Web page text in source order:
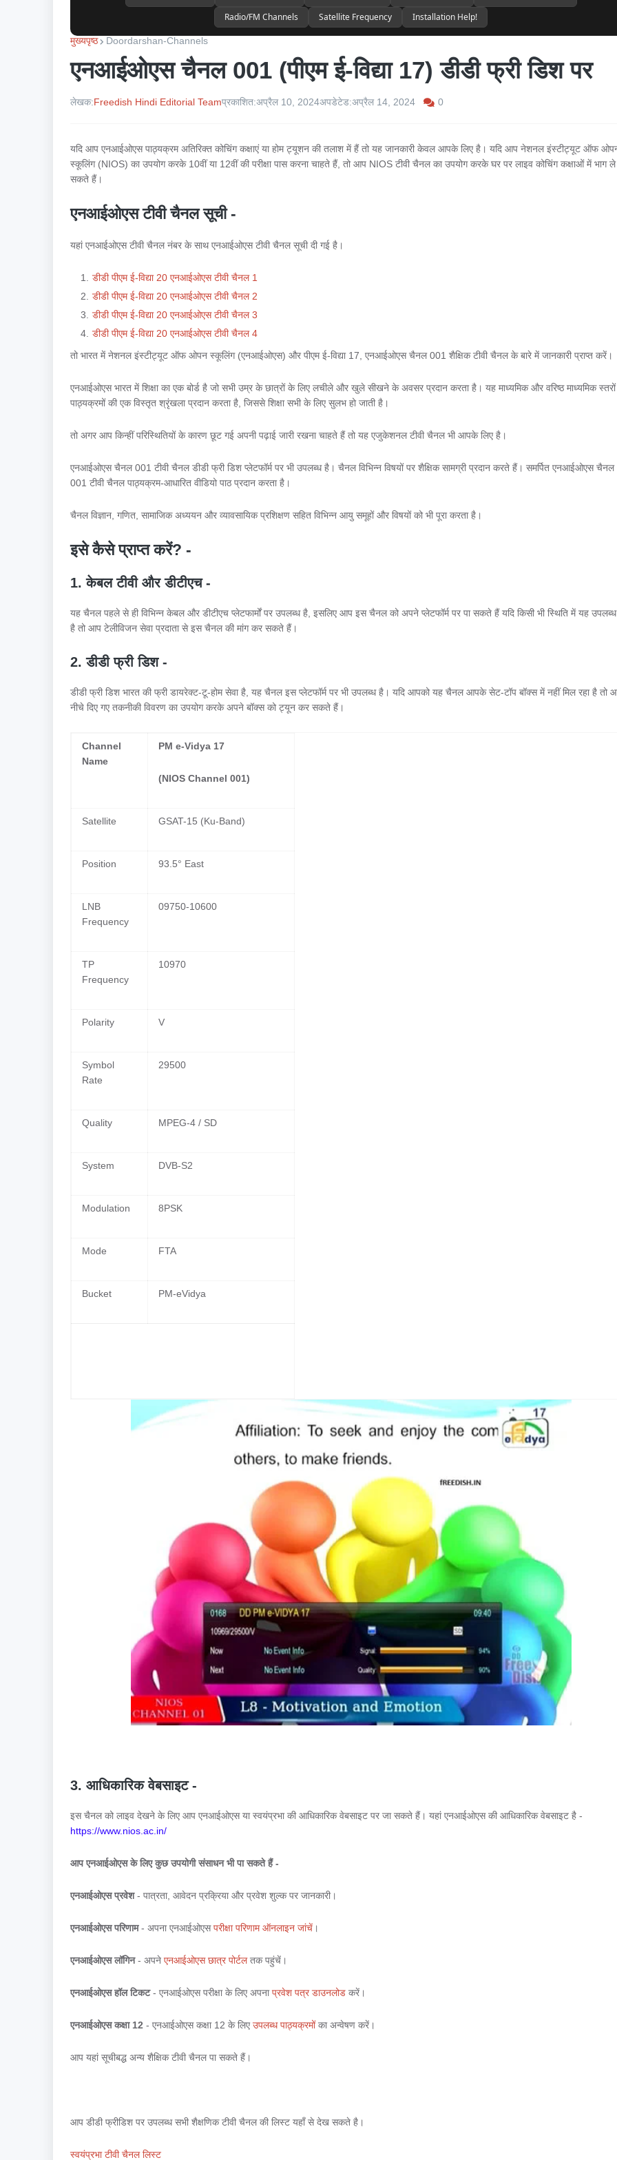
Radio/FM Channels
Satellite Frequency Installation Help!
मुख्यपृष्ठ Doordarshan-Channels
एनआईओएस चैनल 001 (पीएम ई-विद्या 17) डीडी फ्री डिश पर
लेखक:Freedish Hindi Editorial Teamप्रकाशित:अप्रैल 10, 2024अपडेटेड:अप्रैल 14, 2024 0
यदि आप एनआईओएस पाठ्यक्रम अतिरिक्त कोचिंग कक्षाएं या होम ट्यूशन की तलाश में हैं तो यह जानकारी केवल आपके लिए है। यदि आप नेशनल इंस्टीट्यूट ऑफ
स्कूलिंग (NIOS) का उपयोग करके 10वीं या 12वीं की परीक्षा पास करना चाहते हैं, तो आप NIOS टीवी चैनल का उपयोग करके घर पर लाइव कोचिंग कक्षाओं में भाग ले
सकते हैं।
एनआईओएस टीवी चैनल सूची -
यहां एनआईओएस टीवी चैनल नंबर के साथ एनआईओएस टीवी चैनल सूची दी गई है।
डीडी पीएम ई-विद्या 20 एनआईओएस टीवी चैनल 1
डीडी पीएम ई-विद्या 20 एनआईओएस टीवी चैनल 2
डीडी पीएम ई-विद्या 20 एनआईओएस टीवी चैनल 3
डीडी पीएम ई-विद्या 20 एनआईओएस टीवी चैनल 4
तो भारत में नेशनल इंस्टीट्यूट ऑफ ओपन स्कूलिंग (एनआईओएस) और पीएम ई-विद्या 17, एनआईओएस चैनल 001 शैक्षिक टीवी चैनल के बारे में जानकारी प्राप्त करें।
एनआईओएस भारत में शिक्षा का एक बोर्ड है जो सभी उम्र के छात्रों के लिए लचीले और खुले सीखने के अवसर प्रदान करता है। यह माध्यमिक और वरिष्ठ माध्यमिक
पाठ्यक्रमों की एक विस्तृत श्रृंखला प्रदान करता है, जिससे शिक्षा सभी के लिए सुलभ हो जाती है।
तो अगर आप किन्हीं परिस्थितियों के कारण छूट गई अपनी पढ़ाई जारी रखना चाहते हैं तो यह एजुकेशनल टीवी चैनल भी आपके लिए है।
एनआईओएस चैनल 001 टीवी चैनल डीडी फ्री डिश प्लेटफॉर्म पर भी उपलब्ध है। चैनल विभिन्न विषयों पर शैक्षिक सामग्री प्रदान करते हैं। समर्पित एनआईओएस चैनल
001 टीवी चैनल पाठ्यक्रम-आधारित वीडियो पाठ प्रदान करता है।
चैनल विज्ञान, गणित, सामाजिक अध्ययन और व्यावसायिक प्रशिक्षण सहित विभिन्न आयु समूहों और विषयों को भी पूरा करता है।
इसे कैसे प्राप्त करें? -
1. केबल टीवी और डीटीएच -
यह चैनल पहले से ही विभिन्न केबल और डीटीएच प्लेटफार्मों पर उपलब्ध है, इसलिए आप इस चैनल को अपने प्लेटफॉर्म पर पा सकते हैं यदि किसी भी स्थिति में यह उपलब्ध
है तो आप टेलीविजन सेवा प्रदाता से इस चैनल की मांग कर सकते हैं।
2. डीडी फ्री डिश -
डीडी फ्री डिश भारत की फ्री डायरेक्ट-टू-होम सेवा है, यह चैनल इस प्लेटफॉर्म पर भी उपलब्ध है। यदि आपको यह चैनल आपके सेट-टॉप बॉक्स में नहीं मिल रहा है तो
नीचे दिए गए तकनीकी विवरण का उपयोग करके अपने बॉक्स को ट्यून कर सकते हैं।
Channel
Name
PM e-Vidya 17
(NIOS Channel 001)
Satellite GSAT-15 (Ku-Band)
Position 93.5° East
LNB
Frequency
09750-10600
TP
Frequency
10970
Polarity V
Symbol
Rate
29500
Quality MPEG-4 / SD
System DVB-S2
Modulation 8PSK
Mode FTA
Bucket PM-eVidya
3. आधिकारिक वेबसाइट -
इस चैनल को लाइव देखने के लिए आप एनआईओएस या स्वयंप्रभा की आधिकारिक वेबसाइट पर जा सकते हैं। यहां एनआईओएस की आधिकारिक वेबसाइट है -
https://www.nios.ac.in/
आप एनआईओएस के लिए कुछ उपयोगी संसाधन भी पा सकते हैं -
एनआईओएस प्रवेश- पात्रता, आवेदन प्रक्रिया और प्रवेश शुल्क पर जानकारी।
एनआईओएस परिणाम- अपना एनआईओएसपरीक्षा परिणाम ऑनलाइन जांचें ।
एनआईओएस लॉगिन- अपने एनआईओएस छात्र पोर्टलतक पहुंचें।
एनआईओएस हॉल टिकट- एनआईओएस परीक्षा के लिए अपनाप्रवेश पत्र डाउनलोड करें।
एनआईओएस कक्षा 12 - एनआईओएस कक्षा 12 के लिए उपलब्ध पाठ्यक्रमोंका अन्वेषण करें।
आप यहां सूचीबद्ध अन्य शैक्षिक टीवी चैनल पा सकते हैं।
आप डीडी फ्रीडिश पर उपलब्ध सभी शैक्षणिक टीवी चैनल की लिस्ट यहाँ से देख सकते है।
स्वयंप्रभा टीवी चैनल लिस्ट